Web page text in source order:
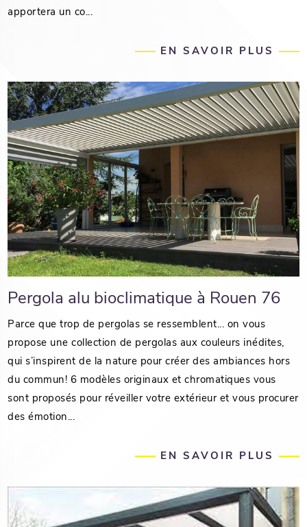
apportera un co...
EN SAVOIR PLUS
Pergola alu bioclimatique à Rouen 76
Parce que trop de pergolas se ressemblent... on vous
propose une collection de pergolas aux couleurs inédites,
qui s’inspirent de la nature pour créer des ambiances hors
du commun! 6 modèles originaux et chromatiques vous
sont proposés pour réveiller votre extérieur et vous procurer
des émotion...
EN SAVOIR PLUS